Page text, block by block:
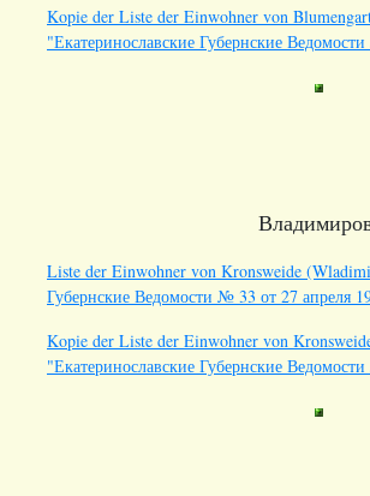
Kopie der Liste der Einwohner von
"Екатеринославские Губернские
Liste der Einwohner von Kronsweide
Губернские Ведомости № 33 от 27 апреля
Kopie der Liste der Einwohner von
"Екатеринославские Губернские